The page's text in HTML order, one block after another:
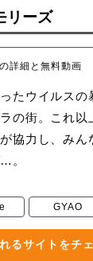
リーズ
詳細と無料動画
たウイルスの
の街。これ以
協力し、みん
。
GYAO
るサイトをチ